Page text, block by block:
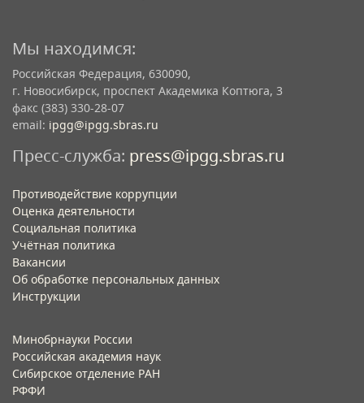
Мы находимся:
Российская Федерация, 630090,
г. Новосибирск, проспект Академика Коптюга, 3
факс (383) 330-28-07
email: ipgg@ipgg.sbras.ru
Пресс-служба: press@ipgg.sbras.ru
Противодействие коррупции
Оценка деятельности
Социальная политика
Учётная политика​
Вакансии​
Об обработке персональных данных​
Инструкции​
Минобрнауки России
Российская академия наук
Сибирское отделение РАН
РФФИ